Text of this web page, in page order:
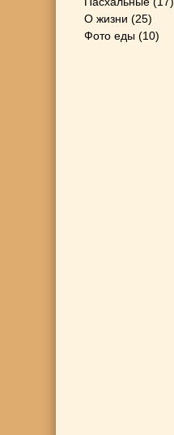
О жизни (25)
Фото еды (10)